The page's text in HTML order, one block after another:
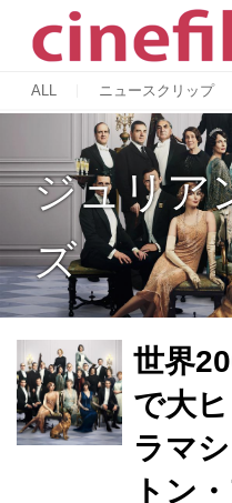
ALL ニュースクリップ
ジュリア
ズ
世界
で大
ラマ
トン